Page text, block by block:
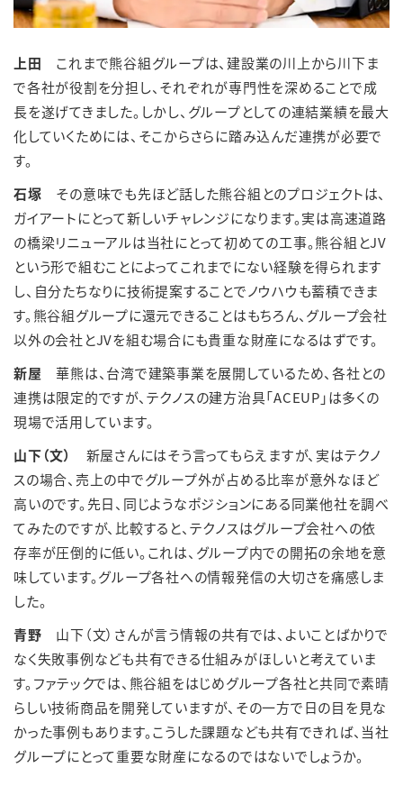
上田 これまで熊谷組グループは、建設業の川上から川下ま
で各社が役割を分担し、それぞれが専門性を深めることで成
長を遂げてきました。しかし、グループとしての連結業績を最大
化していくためには、そこからさらに踏み込んだ連携が必要で
す。
石塚 その意味でも先ほど話した熊谷組とのプロジェクトは、
ガイアートにとって新しいチャレンジになります。実は高速道路
の橋梁リニューアルは当社にとって初めての工事。熊谷組とJV
という形で組むことによってこれまでにない経験を得られます
し、自分たちなりに技術提案することでノウハウも蓄積できま
す。熊谷組グループに還元できることはもちろん、グループ会社
以外の会社とJVを組む場合にも貴重な財産になるはずです。
新屋 華熊は、台湾で建築事業を展開しているため、各社との
連携は限定的ですが、テクノスの建方治具「ACEUP」は多くの
現場で活用しています。
山下（文）
新屋さんにはそう言ってもらえますが、実はテクノ
スの場合、売上の中でグループ外が占める比率が意外なほど
高いのです。先日、同じようなポジションにある同業他社を調べ
てみたのですが、比較すると、テクノスはグループ会社への依
存率が圧倒的に低い。これは、グループ内での開拓の余地を意
味しています。グループ各社への情報発信の大切さを痛感しま
した。
青野 山下（文）さんが言う情報の共有では、よいことばかりで
なく失敗事例なども共有できる仕組みがほしいと考えていま
す。ファテックでは、熊谷組をはじめグループ各社と共同で素晴
らしい技術商品を開発していますが、その一方で日の目を見な
かった事例もあります。こうした課題なども共有できれば、当社
グループにとって重要な財産になるのではないでしょうか。